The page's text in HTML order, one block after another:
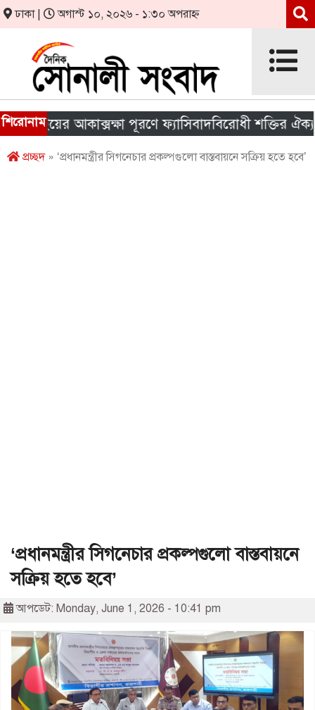
ঢাকা | অগাস্ট ১০, ২০২৬ - ১:৩০ অপরাহ্ন
শিরোনামআকাক্সক্ষা পূরণে ফ্যাসিবাদবিরোধী শক্তির ঐক্য জরুরি
প্রচ্ছদ» ‘প্রধানমন্ত্রীর সিগনেচার প্রকল্পগুলো বাস্তবায়নে সক্রিয় হতে হবে’
‘প্রধানমন্ত্রীর সিগনেচার প্রকল্পগুলো বাস্তবায়নে
সক্রিয় হতে হবে’
আপডেট: Monday, June 1, 2026 - 10:41 pm